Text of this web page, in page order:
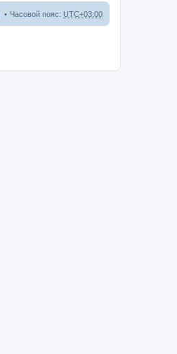
Часовой пояс: UTC+03:00